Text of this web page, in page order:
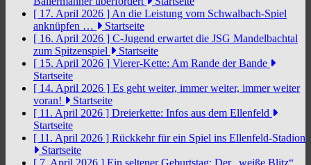
[ 17. April 2026 ] An die Leistung vom Schwalbach-Spiel
anknüpfen …
Startseite
[ 16. April 2026 ] C-Jugend erwartet die JSG Mandelbachtal
zum Spitzenspiel
Startseite
[ 15. April 2026 ] Vierer-Kette: Am Rande der Bande
Startseite
[ 14. April 2026 ] Es geht weiter, immer weiter, immer weiter
voran!
Startseite
[ 11. April 2026 ] Dreierkette: Infos aus dem Ellenfeld
Startseite
[ 11. April 2026 ] Rückkehr für ein Spiel ins Ellenfeld-Stadion
Startseite
[ 7. April 2026 ] Ein seltener Geburtstag: Der „weiße Blitz“